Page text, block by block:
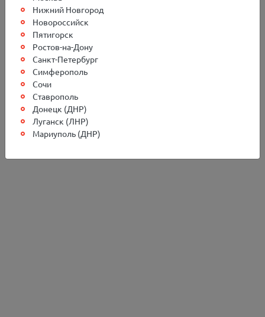
Армянск
Нижний Новгород
Новороссийск
Пятигорск
Ростов-на-Дону
Санкт-Петербург
Симферополь
Сочи
Ставрополь
Донецк (ДНР)
Луганск (ЛНР)
Мариуполь (ДНР)